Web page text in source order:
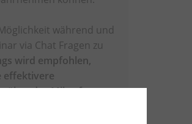
während und
via Chat Fragen zu
wird empfohlen,
effektivere
über das Mikrofon zu